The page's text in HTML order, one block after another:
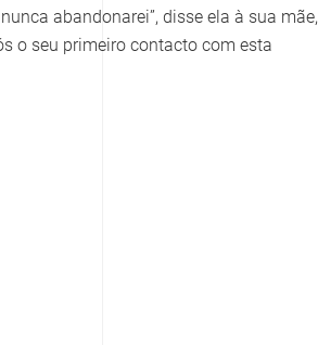
abandonarei”, disse ela à sua mãe,
o seu primeiro contacto com esta